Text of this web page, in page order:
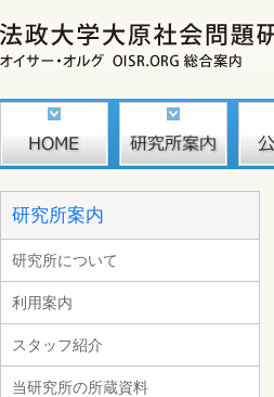
研究所案内
研究所について
利用案内
スタッフ紹介
当研究所の所蔵資料